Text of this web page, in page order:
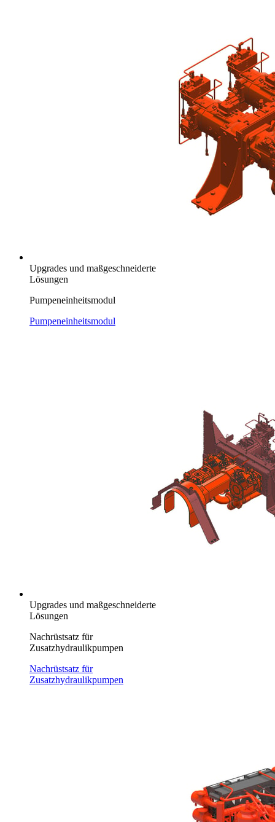
Upgrades und maßgeschneiderte
Lösungen
Pumpeneinheitsmodul
Pumpeneinheitsmodul
Upgrades und maßgeschneiderte
Lösungen
Nachrüstsatz für
Zusatzhydraulikpumpen
Nachrüstsatz für
Zusatzhydraulikpumpen